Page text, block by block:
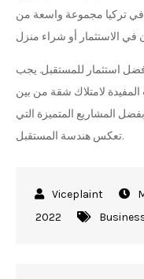
تركيا مجموعة واسعة من
استثمار للمستقبل. يجب
المفيدة لامتلاك شقة من بين
المشاريع المتميزة التي
تعكس هندسة المستقبل.
2022